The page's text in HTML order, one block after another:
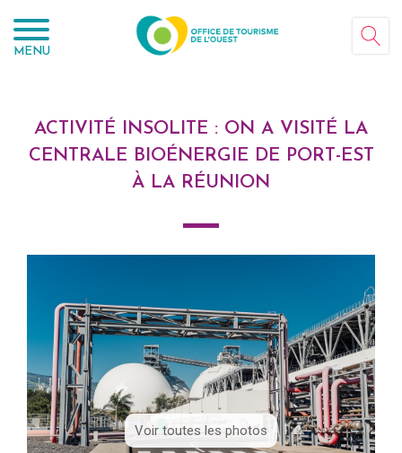
MENU
ACTIVITÉ INSOLITE : ON A VISITÉ LA
CENTRALE BIOÉNERGIE DE PORT-EST
À LA RÉUNION
Voir toutes les photos